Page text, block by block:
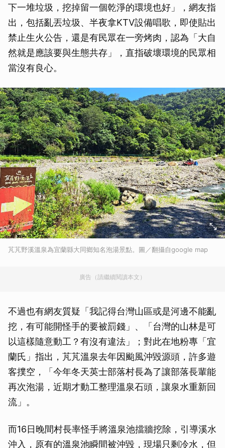
下一堆垃圾，挖掉留一個乾淨的環境也好」，網友指
出，包括亂丟垃圾、半夜拿KTV設備唱歌，即使貼出
禁止生火公告，還是有民眾在一旁烤肉，認為「大自
然就是應該要與生態共存」，直指破壞環境的民眾相
當沒有良心。
芃芃野溪溫泉為宜蘭縣大同鄉知名泡湯景點。圖／翻攝自google map
廣告（請繼續閱讀本文）
不過也有網友質疑「我記得台灣山區或是河邊不能亂
挖，有可能開怪手的要被罰錢」、「台灣的山林是可
以這樣隨意動工？有沒有違法」；對此在地粉專「宜
蘭氏」指出，芃芃溫泉去年因颱風沖毀源頭，許多遊
客撲空，「今年冬天英士部落村長為了讓部落長輩能
再次泡湯，近期才動工整理溫泉石頭，讓泉水重新回
流」。
而16日晚間村長率怪手將溫泉池擋牆挖除，引導溪水
沖入，原有的溫泉池瞬間被沖毀，現場只剩冷水，但